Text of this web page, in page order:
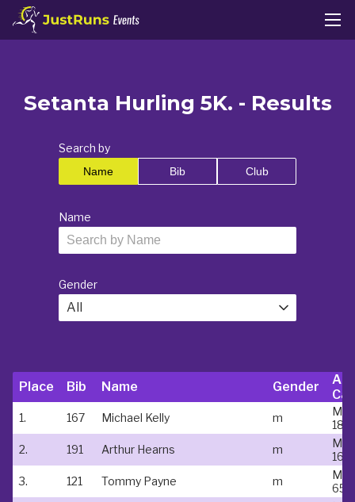
Setanta Hurling 5K. - Results
Search by
Name Bib Club
Name
Gender
All
Place Bib Name Gender
Cat
1. 167 Michael Kelly m
18-
2.
191 Arthur Hearns m
16-
3.
121 Tommy Payne m
65-